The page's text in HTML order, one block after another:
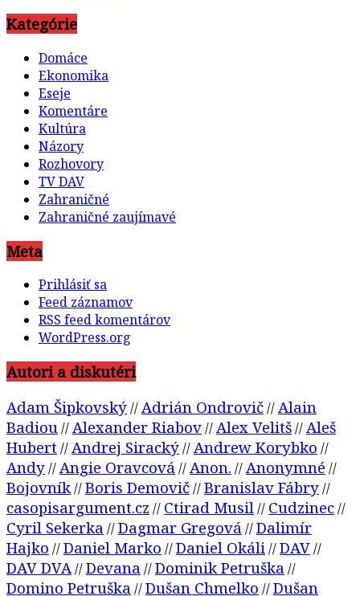
Kategórie
Domáce
Ekonomika
Eseje
Komentáre
Kultúra
Názory
Rozhovory
TV DAV
Zahraničné
Zahraničné zaujímavé
Meta
Prihlásiť sa
Feed záznamov
RSS feed komentárov
WordPress.org
Autori a diskutéri
Adam Šipkovský// Adrián Ondrovič// Alain
Badiou // Alexander Riabov// Alex Velitš// Aleš
Hubert // Andrej Siracký// Andrew Korybko //
Andy// Angie Oravcová // Anon. // Anonymné //
Bojovník//Boris Demovič//Branislav Fábry//
casopisargument.cz // Ctirad Musil // Cudzinec//
Cyril Sekerka //Dagmar Gregová //Dalimír
Hajko //Daniel Marko //Daniel Okáli //DAV//
DAV DVA//Devana //Dominik Petruška //
Domino Petruška //Dušan Chmelko //Dušan